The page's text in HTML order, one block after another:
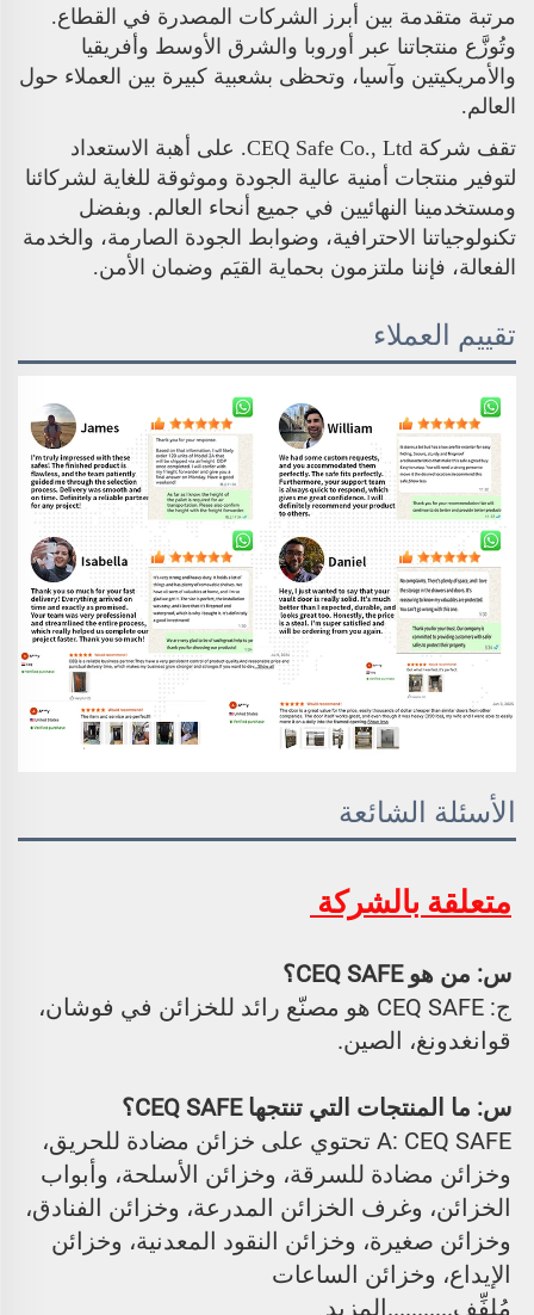
مرتبة متقدمة بين أبرز الشركات المصدرة في القطاع.
وتُوزَّع منتجاتنا عبر أوروبا والشرق الأوسط وأفريقيا
والأمريكيتين وآسيا، وتحظى بشعبية كبيرة بين العملاء حول
العالم.
تقف شركة CEQ Safe Co., Ltd. على أهبة الاستعداد
لتوفير منتجات أمنية عالية الجودة وموثوقة للغاية لشركائنا
ومستخدمينا النهائيين في جميع أنحاء العالم. وبفضل
تكنولوجياتنا الاحترافية، وضوابط الجودة الصارمة، والخدمة
الفعالة، فإننا ملتزمون بحماية القيَم وضمان الأمن.
تقييم العملاء
الأسئلة الشائعة
متعلقة بالشركة
س: من هو CEQ SAFE؟
قوانغدونغ، الصين.
س: ما المنتجات التي تنتجها CEQ SAFE؟
الإيداع، وخزائن الساعات
مُلفِّف...........المزيد